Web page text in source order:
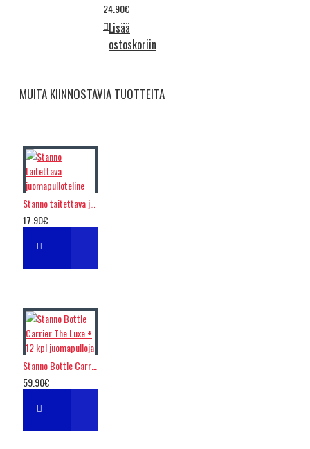
24.90€
Lisää
ostoskoriin
MUITA KIINNOSTAVIA TUOTTEITA
17.90€
59.90€